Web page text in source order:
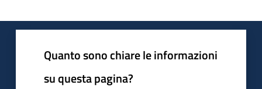
Quanto sono chiare le informazioni
su questa pagina?